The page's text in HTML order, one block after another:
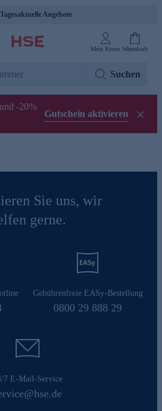
Tagesaktuelle Angebote
Mein Konto Warenkorb
Suchen
-20%
Gutschein aktivieren
Sie uns, wir
gerne.
Gebührenfreie EASy-Bestellung
0800 29 888 29
7 E-Mail-Service